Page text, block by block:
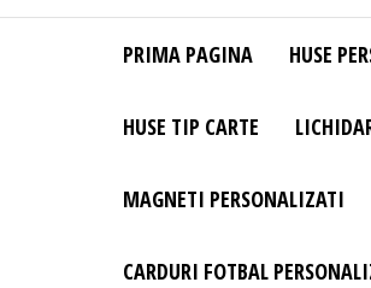
Site Oficial .
Huse
Personalizate
Huse
Personalizate
Telefon –
– Accesorii
PRIMA PAGINA HUSE
HUSE TIP CARTE
MAGNETI PERSONALIZATI
CARDURI FOTBAL